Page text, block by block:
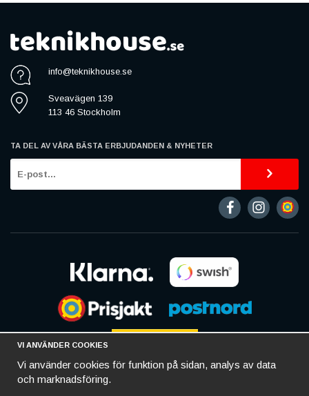
info@teknikhouse.se
Sveavägen 139
113 46 Stockholm
TA DEL AV VÅRA BÄSTA ERBJUDANDEN & NYHETER
VI ANVÄNDER COOKIES
Vi använder cookies för funktion på sidan, analys av data
och marknadsföring.